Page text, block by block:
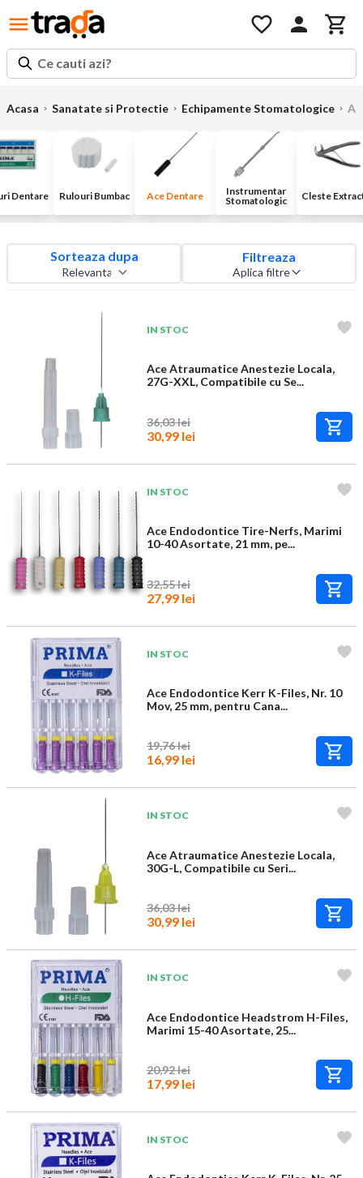
Ce cauti azi?
Acasa Sanatate si Protectie Echipamente Stomatologice
Dentare Rulouri Bumbac Ace Dentare
Instrumentar
Stomatologic
Cleste
Sorteaza dupa Filtreaza
Aplica filtre
IN STOC
Ace Atraumatice Anestezie Locala,
27G-XXL, Compatibile cu Se...
36,03 lei
30,99 lei
IN STOC
Ace Endodontice Tire-Nerfs, Marimi
10-40 Asortate, 21 mm, pe...
32,55 lei
27,99 lei
IN STOC
Ace Endodontice Kerr K-Files, Nr. 10
Mov, 25 mm, pentru Cana...
19,76 lei
16,99 lei
IN STOC
Ace Atraumatice Anestezie Locala,
30G-L, Compatibile cu Seri...
36,03 lei
30,99 lei
IN STOC
Ace Endodontice Headstrom H-Files,
Marimi 15-40 Asortate, 25...
20,92 lei
17,99 lei
IN STOC